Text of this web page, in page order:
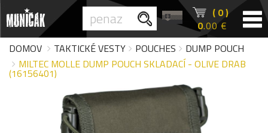
( 0 )
0.00 €
DOMOV
TAKTICKÉ VESTY POUCHES
DUMP POUCH
MILTEC MOLLE DUMP POUCH SKLADACÍ - OLIVE DRAB
(16156401)